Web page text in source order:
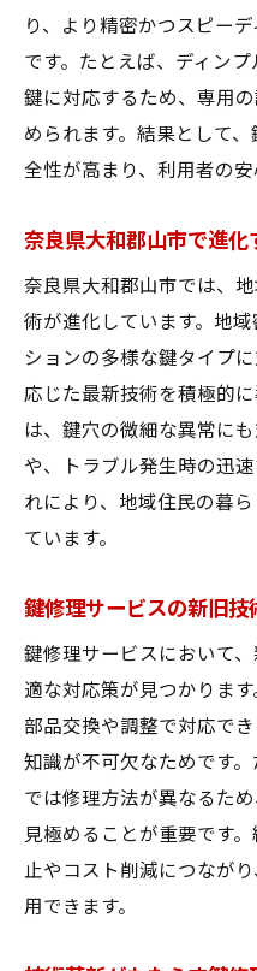
り、より精密かつスピー
です。たとえば、ディン
鍵に対応するため、専用
められます。結果として
全性が高まり、利用者の安
奈良県大和郡山市で進
奈良県大和郡山市では、
術が進化しています。地
ションの多様な鍵タイプ
応じた最新技術を積極的
は、鍵穴の微細な異常に
や、トラブル発生時の迅
れにより、地域住民の暮
ています。
鍵修理サービスの新旧技
鍵修理サービスにおいて
適な対応策が見つかりま
部品交換や調整で対応で
知識が不可欠なためです
では修理方法が異なるた
見極めることが重要です
止やコスト削減につなが
用できます。